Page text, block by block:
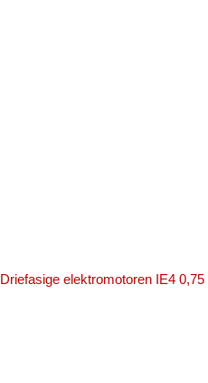
Driefasige elektromotoren IE4